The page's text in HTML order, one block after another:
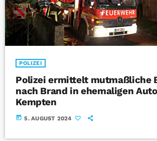
POLIZEI
Polizei ermittelt mutmaßliche
nach Brand in ehemaligen
Kempten
today 5. AUGUST 2024